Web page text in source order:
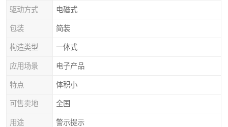
驱动方式 电磁式
包装 简装
构造类型 一体式
应用场景 电子产品
特点 体积小
可售卖地 全国
用途 警示提示